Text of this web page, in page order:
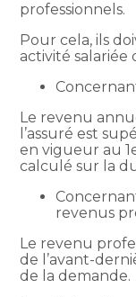
professionnels.
Pour cela, ils
activité salariée
Le revenu
l’assuré est
en vigueur au
calculé sur la
revenus
Le revenu
de l’avant-
de la demande.